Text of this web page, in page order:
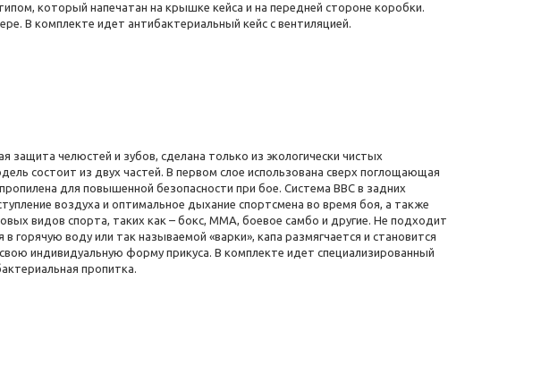
который напечатан на крышке кейса и на передней стороне коробки.
В комплекте идет антибактериальный кейс с вентиляцией.
защита челюстей и зубов, сделана только из экологически чистых
состоит из двух частей. В первом слое использована сверх поглощающая
для повышенной безопасности при бое. Система BBC в задних
воздуха и оптимальное дыхание спортсмена во время боя, а также
видов спорта, таких как – бокс, ММА, боевое самбо и другие. Не подходит
горячую воду или так называемой «варки», капа размягчается и становится
индивидуальную форму прикуса. В комплекте идет специализированный
пропитка.